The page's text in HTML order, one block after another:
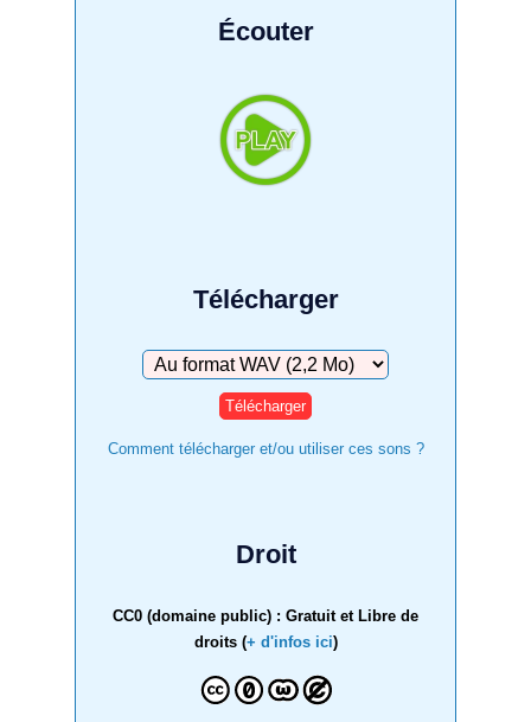
Écouter
Télécharger
Télécharger
Comment télécharger et/ou utiliser ces sons ?
Droit
CC0 (domaine public) : Gratuit et Libre de
droits (+ d'infos ici)